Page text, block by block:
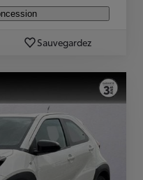
Sauvegardez